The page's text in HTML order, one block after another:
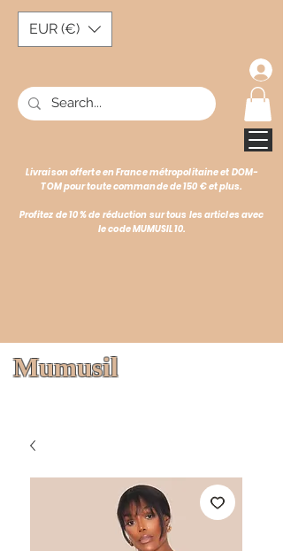
EUR (€)
Livraison offerte en France métropolitaine et DOM-
TOM pour toute commande de 150 € et plus.
Profitez de 10 % de réduction sur tous les articles avec
le code MUMUSIL10.
Mumusil